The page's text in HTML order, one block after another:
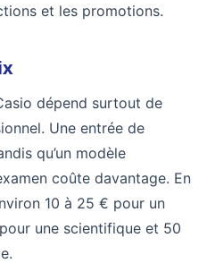
et les promotions.
dépend surtout de
Une entrée de
qu’un modèle
coûte davantage. En
10 à 25 € pour un
une scientifique et 50